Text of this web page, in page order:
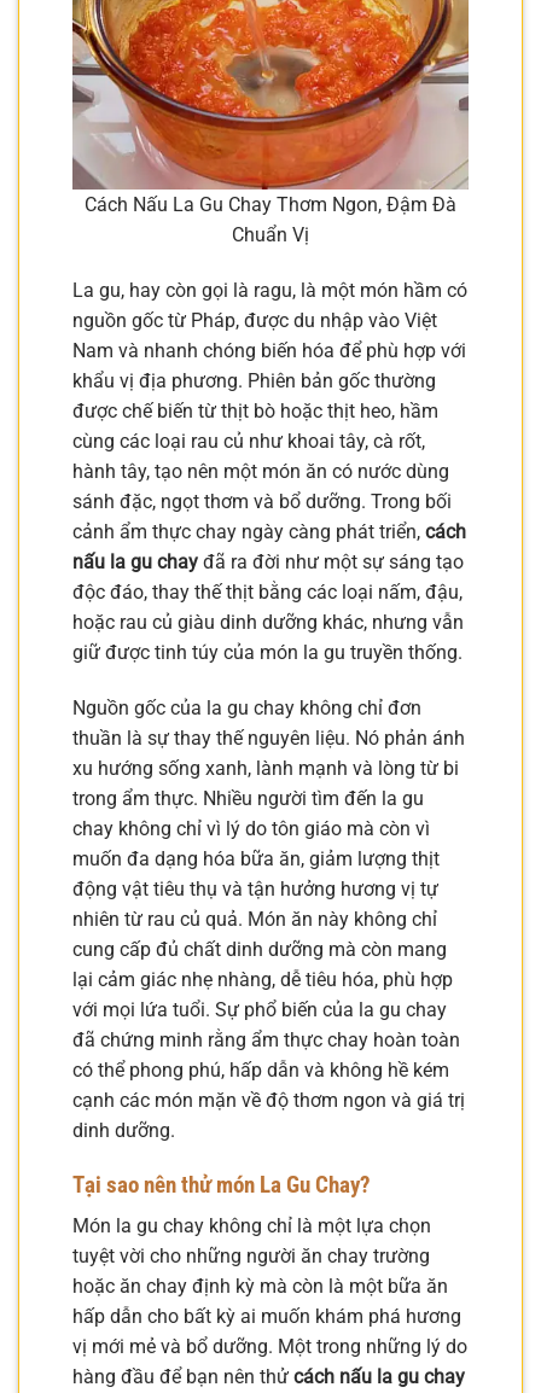
Cách Nấu La Gu Chay Thơm Ngon, Đậm Đà
Chuẩn Vị
La gu, hay còn gọi là ragu, là một món hầm có
nguồn gốc từ Pháp, được du nhập vào Việt
Nam và nhanh chóng biến hóa để phù hợp với
khẩu vị địa phương. Phiên bản gốc thường
được chế biến từ thịt bò hoặc thịt heo, hầm
cùng các loại rau củ như khoai tây, cà rốt,
hành tây, tạo nên một món ăn có nước dùng
sánh đặc, ngọt thơm và bổ dưỡng. Trong bối
cảnh ẩm thực chay ngày càng phát triển, cách
nấu la gu chay đã ra đời như một sự sáng tạo
độc đáo, thay thế thịt bằng các loại nấm, đậu,
hoặc rau củ giàu dinh dưỡng khác, nhưng vẫn
giữ được tinh túy của món la gu truyền thống.
Nguồn gốc của la gu chay không chỉ đơn
thuần là sự thay thế nguyên liệu. Nó phản ánh
xu hướng sống xanh, lành mạnh và lòng từ bi
trong ẩm thực. Nhiều người tìm đến la gu
chay không chỉ vì lý do tôn giáo mà còn vì
muốn đa dạng hóa bữa ăn, giảm lượng thịt
động vật tiêu thụ và tận hưởng hương vị tự
nhiên từ rau củ quả. Món ăn này không chỉ
cung cấp đủ chất dinh dưỡng mà còn mang
lại cảm giác nhẹ nhàng, dễ tiêu hóa, phù hợp
với mọi lứa tuổi. Sự phổ biến của la gu chay
đã chứng minh rằng ẩm thực chay hoàn toàn
có thể phong phú, hấp dẫn và không hề kém
cạnh các món mặn về độ thơm ngon và giá trị
dinh dưỡng.
Tại sao nên thử món La Gu Chay?
Món la gu chay không chỉ là một lựa chọn
tuyệt vời cho những người ăn chay trường
hoặc ăn chay định kỳ mà còn là một bữa ăn
hấp dẫn cho bất kỳ ai muốn khám phá hương
vị mới mẻ và bổ dưỡng. Một trong những lý do
hàng đầu để bạn nên thử cách nấu la gu chay